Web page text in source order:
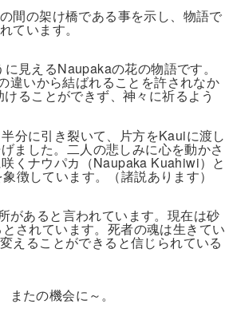
間の架け橋である事を示し、物語で
います。
見えるNaupakaの花の物語です。
違いから結ばれることを許されなか
ることができず、神々に祈るよう
分に引き裂いて、片方をKauiに渡し
ました。二人の悲しみに心を動かさ
くナウパカ（Naupaka Kuahiwi）と
徴しています。（諸説あります）
あると言われています。現在は砂
されています。死者の魂は生きてい
えることができると信じられている
たの機会に～。